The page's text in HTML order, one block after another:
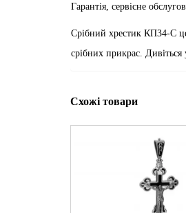
Гарантія, сервісне
Срібний хрестик КП34-С це
срібних прикрас. Дивіться
Схожі товари